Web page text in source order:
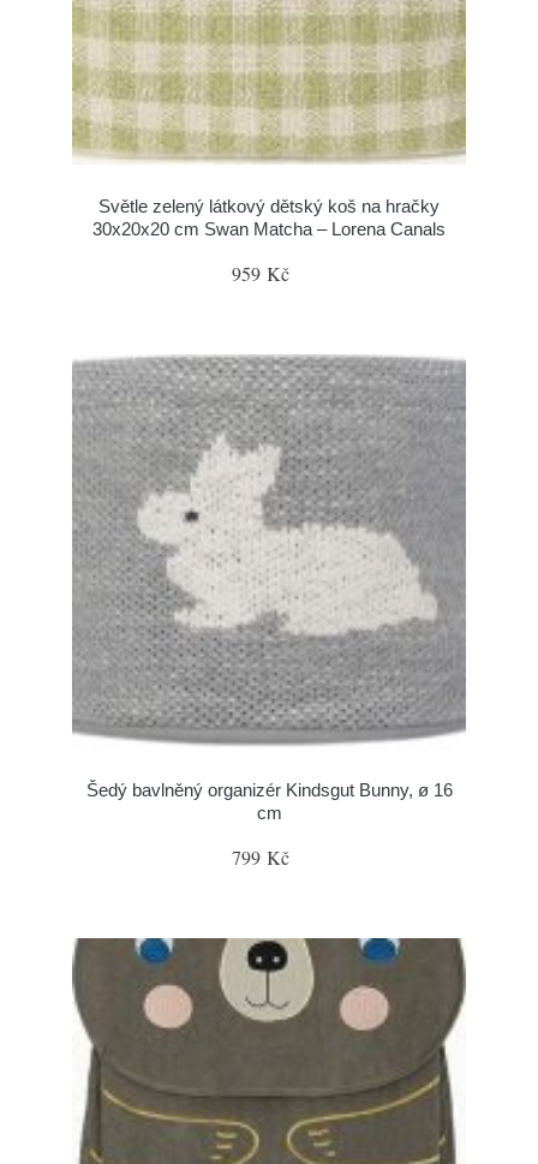
Světle zelený látkový dětský koš na hračky
30x20x20 cm Swan Matcha – Lorena Canals
959 Kč
Šedý bavlněný organizér Kindsgut Bunny, ø 16
cm
799 Kč